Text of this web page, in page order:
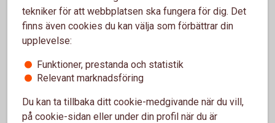
Gör kreditupplysning på nya kunder
Var tydlig med betalningsvillkor
Fakturera direkt efter utfört arbete
uteblir
tekniker för att webbplatsen ska fungera för dig. Det
finns även cookies du kan välja som förbättrar din
upplevelse:
Funktioner, prestanda och statistik
Relevant marknadsföring
Du kan ta tillbaka ditt cookie-medgivande när du vill,
på cookie-sidan eller under din profil när du är